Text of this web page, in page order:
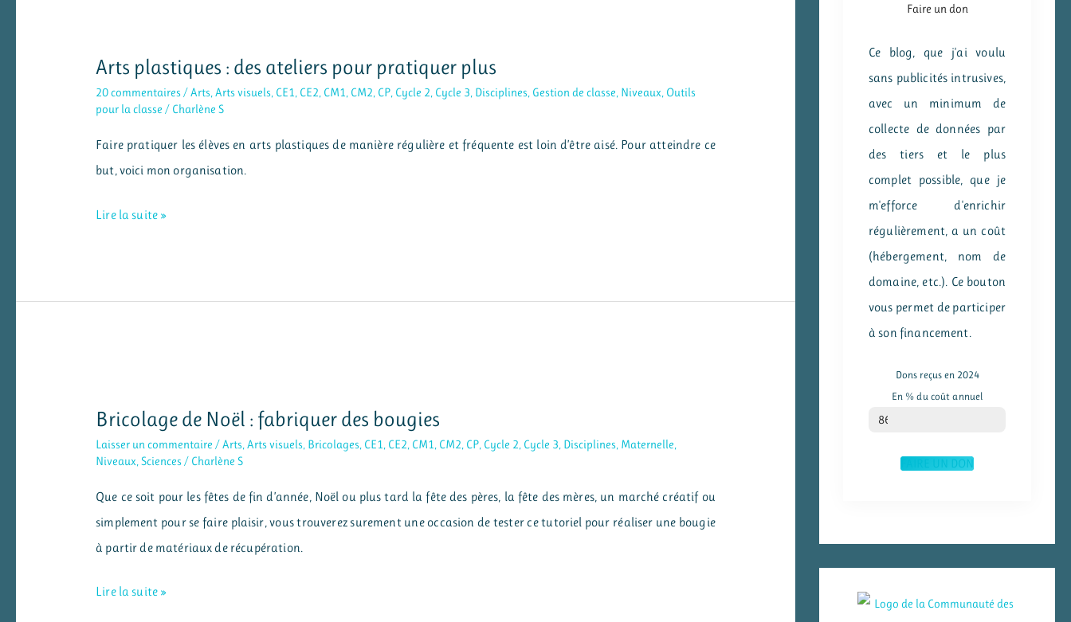
froide
Arts plastiques : des ateliers pour pratiquer plus
20 commentaires/Arts,Arts visuels, CE1, CE2, CM1, CM2, CP, Cycle 2, Cycle 3, Disciplines, Gestion de classe, Niveaux, Outils
pour la classe / Charlène S
Faire pratiquer les élèves en arts plastiques de manière régulière et fréquente est loin d’être aisé. Pour atteindre ce
but, voici mon organisation.
Arts
Lire la suite »
Bricolage de Noël : fabriquer des bougies
Laisser un commentaire /Arts,Arts visuels, Bricolages, CE1, CE2, CM1, CM2, CP, Cycle 2, Cycle 3, Disciplines, Maternelle,
Niveaux,Sciences/ Charlène S
Que ce soit pour les fêtes de fin d’année, Noël ou plus tard la fête des pères, la fête des mères, un marché créatif ou
simplement pour se faire plaisir, vous trouverez surement une occasion de tester ce tutoriel pour réaliser une bougie
à partir de matériaux de récupération.
Bricolage
Lire la suite »
Faire un don
Ce blog, que j'ai voulu
sans publicités intrusives,
avec un minimum de
collecte de données par
des tiers et le plus
complet possible, que je
m'efforce d'enrichir
régulièrement, a un coût
(hébergement, nom de
domaine, etc.). Ce bouton
vous permet de participer
à son financement.
Dons reçus en 2024
En % du coût annuel
% du coût annuel
86
FAIRE UN DON